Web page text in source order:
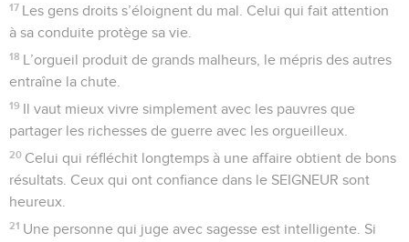
17 Les gens droits s’éloignent du mal. Celui qui fait attention
à sa conduite protège sa vie.
18 L’orgueil produit de grands malheurs, le mépris des autres
entraîne la chute.
19 Il vaut mieux vivre simplement avec les pauvres que
partager les richesses de guerre avec les orgueilleux.
20 Celui qui réfléchit longtemps à une affaire obtient de bons
résultats. Ceux qui ont confiance dans le SEIGNEUR sont
heureux.
21 Une personne qui juge avec sagesse est intelligente. Si